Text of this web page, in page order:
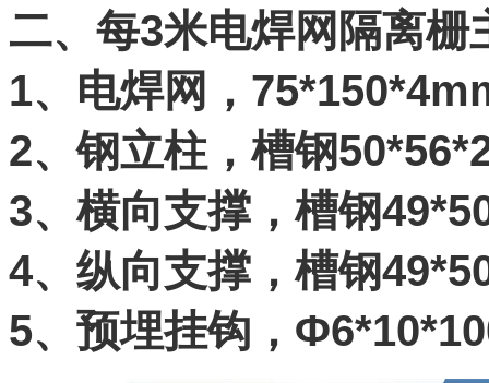
二、每3米电焊网隔离栅
1、电焊网，
2、钢立柱，槽钢
3、横向支撑，槽钢
4、纵向支撑，槽钢
5、预埋挂钩，